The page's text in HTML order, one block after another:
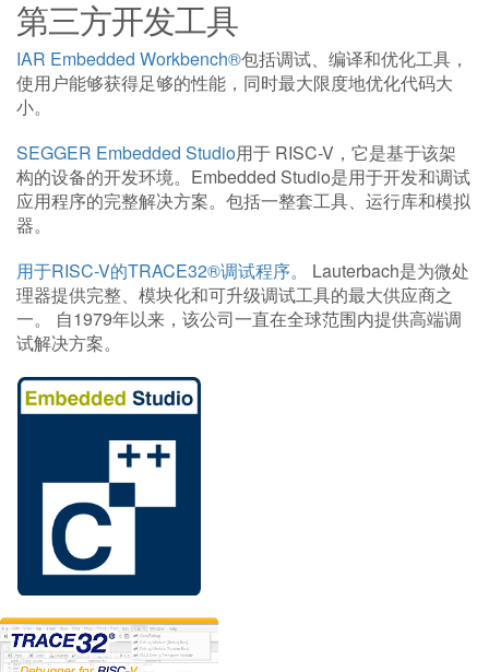
第三方开发工具
IAR Embedded Workbench®包括调试、编译和优化工具，
使用户能够获得足够的性能，同时最大限度地优化代码大
小。
SEGGER Embedded Studio用于 RISC-V，它是基于该架
构的设备的开发环境。Embedded Studio是用于开发和调试
应用程序的完整解决方案。包括一整套工具、运行库和模拟
器。
用于RISC-V的TRACE32®调试程序。
Lauterbach是为微处
理器提供完整、模块化和可升级调试工具的最大供应商之
一。 自1979年以来，该公司一直在全球范围内提供高端调
试解决方案。